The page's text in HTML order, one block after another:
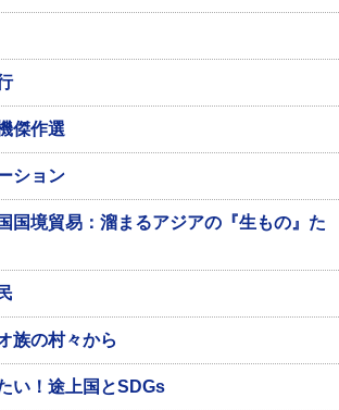
傑作選
ション
国境貿易：溜まるアジアの『生もの』た
族の村々から
い！途上国とSDGs